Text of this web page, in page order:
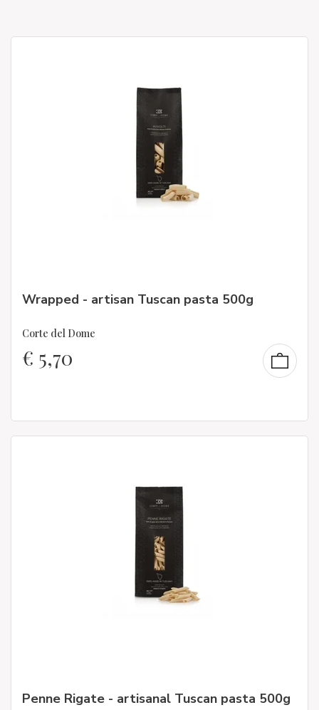
Wrapped - artisan Tuscan pasta 500g
Corte del Dome
€ 5,70
Penne Rigate - artisanal Tuscan pasta 500g